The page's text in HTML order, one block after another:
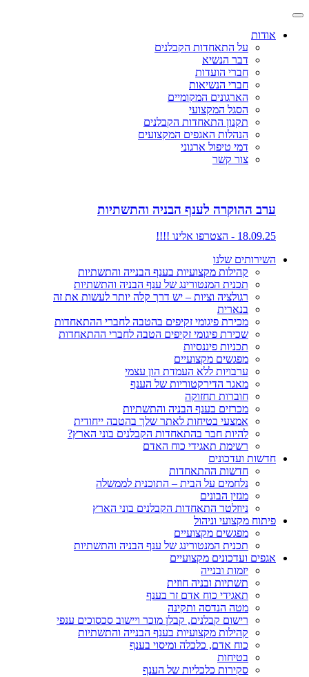
אודות
על התאחדות הקבלנים
דבר הנשיא
חברי הועדות
חברי הנשיאות
הארגונים המקומיים
הסגל המקצועי
תקנון התאחדות הקבלנים
הנהלות האגפים המקצועים
דמי טיפול ארגוני
צור קשר
ערב ההוקרה לענף הבניה והתשתיות
18.09.25 - הצטרפו אלינו !!!!
השירותים שלנו
קהילות מקצועיות בענף הבנייה והתשתיות
תכנית המנטורינג של ענף הבניה והתשתיות
רגולציה וציות – יש דרך קלה יותר לעשות את זה
בנארית
מכירת פיגומי זקיפים בהטבה לחברי ההתאחדות
שכירת פיגומי זקיפים הטבה לחברי ההתאחדות
תכניות פיננסיות
מפגשים מקצועיים
ערבויות ללא העמדת הון עצמי
מאגר הדירקטוריות של הענף
חוברות תחזוקה
מכרזים בענף הבניה והתשתיות
אמצעי בטיחות לאתר שלך בהטבה ייחודית
להיות חבר בהתאחדות הקבלנים בוני הארץ?
רשימת תאגידי כוח האדם
חדשות ועדכונים
חדשות ההתאחדות
נלחמים על הבית – התוכנית לממשלה
מגזין הבונים
ניוזלטר התאחדות הקבלנים בוני הארץ
פיתוח מקצועי וניהול
מפגשים מקצועיים
תכנית המנטורינג של ענף הבניה והתשתיות
אגפים ועדכונים מקצועיים
יזמות ובנייה
תשתיות ובניה חוזית
תאגידי כוח אדם זר בענף
מטה הנדסה ותקינה
רישום קבלנים, קבלן מוכר ויישוב סכסוכים ענפי
קהילות מקצועיות בענף הבנייה והתשתיות
כוח אדם, כלכלה ומיסוי בענף
בטיחות
סקירות כלכליות של הענף